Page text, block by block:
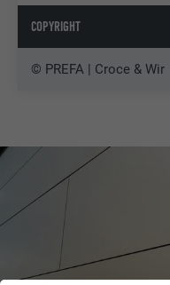
COPYRIGHT
© PREFA | Croce & Wir